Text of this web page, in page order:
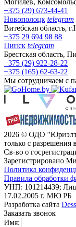
+375 (29) 673-44-41
Новополоцк telegram
Витебская область,
+375 29 694 98 88
Пинск telegram
Брестская область,
+375 (29) 922-28-22
+375 (165) 62-63-22
Мы сотрудничаем с
2026 © ОДО
только с разрешения
Св-во о
Зарегистрировано
Политика
Правила обработки
УНП: 101214439;
17.02.2005 г. МЮ РБ
Разработка сайта
Заказать звонок
Имя: